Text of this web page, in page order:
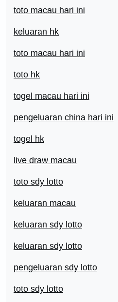
toto macau hari ini
keluaran hk
toto macau hari ini
toto hk
togel macau hari ini
pengeluaran china hari ini
togel hk
live draw macau
toto sdy lotto
keluaran macau
keluaran sdy lotto
keluaran sdy lotto
pengeluaran sdy lotto
toto sdy lotto